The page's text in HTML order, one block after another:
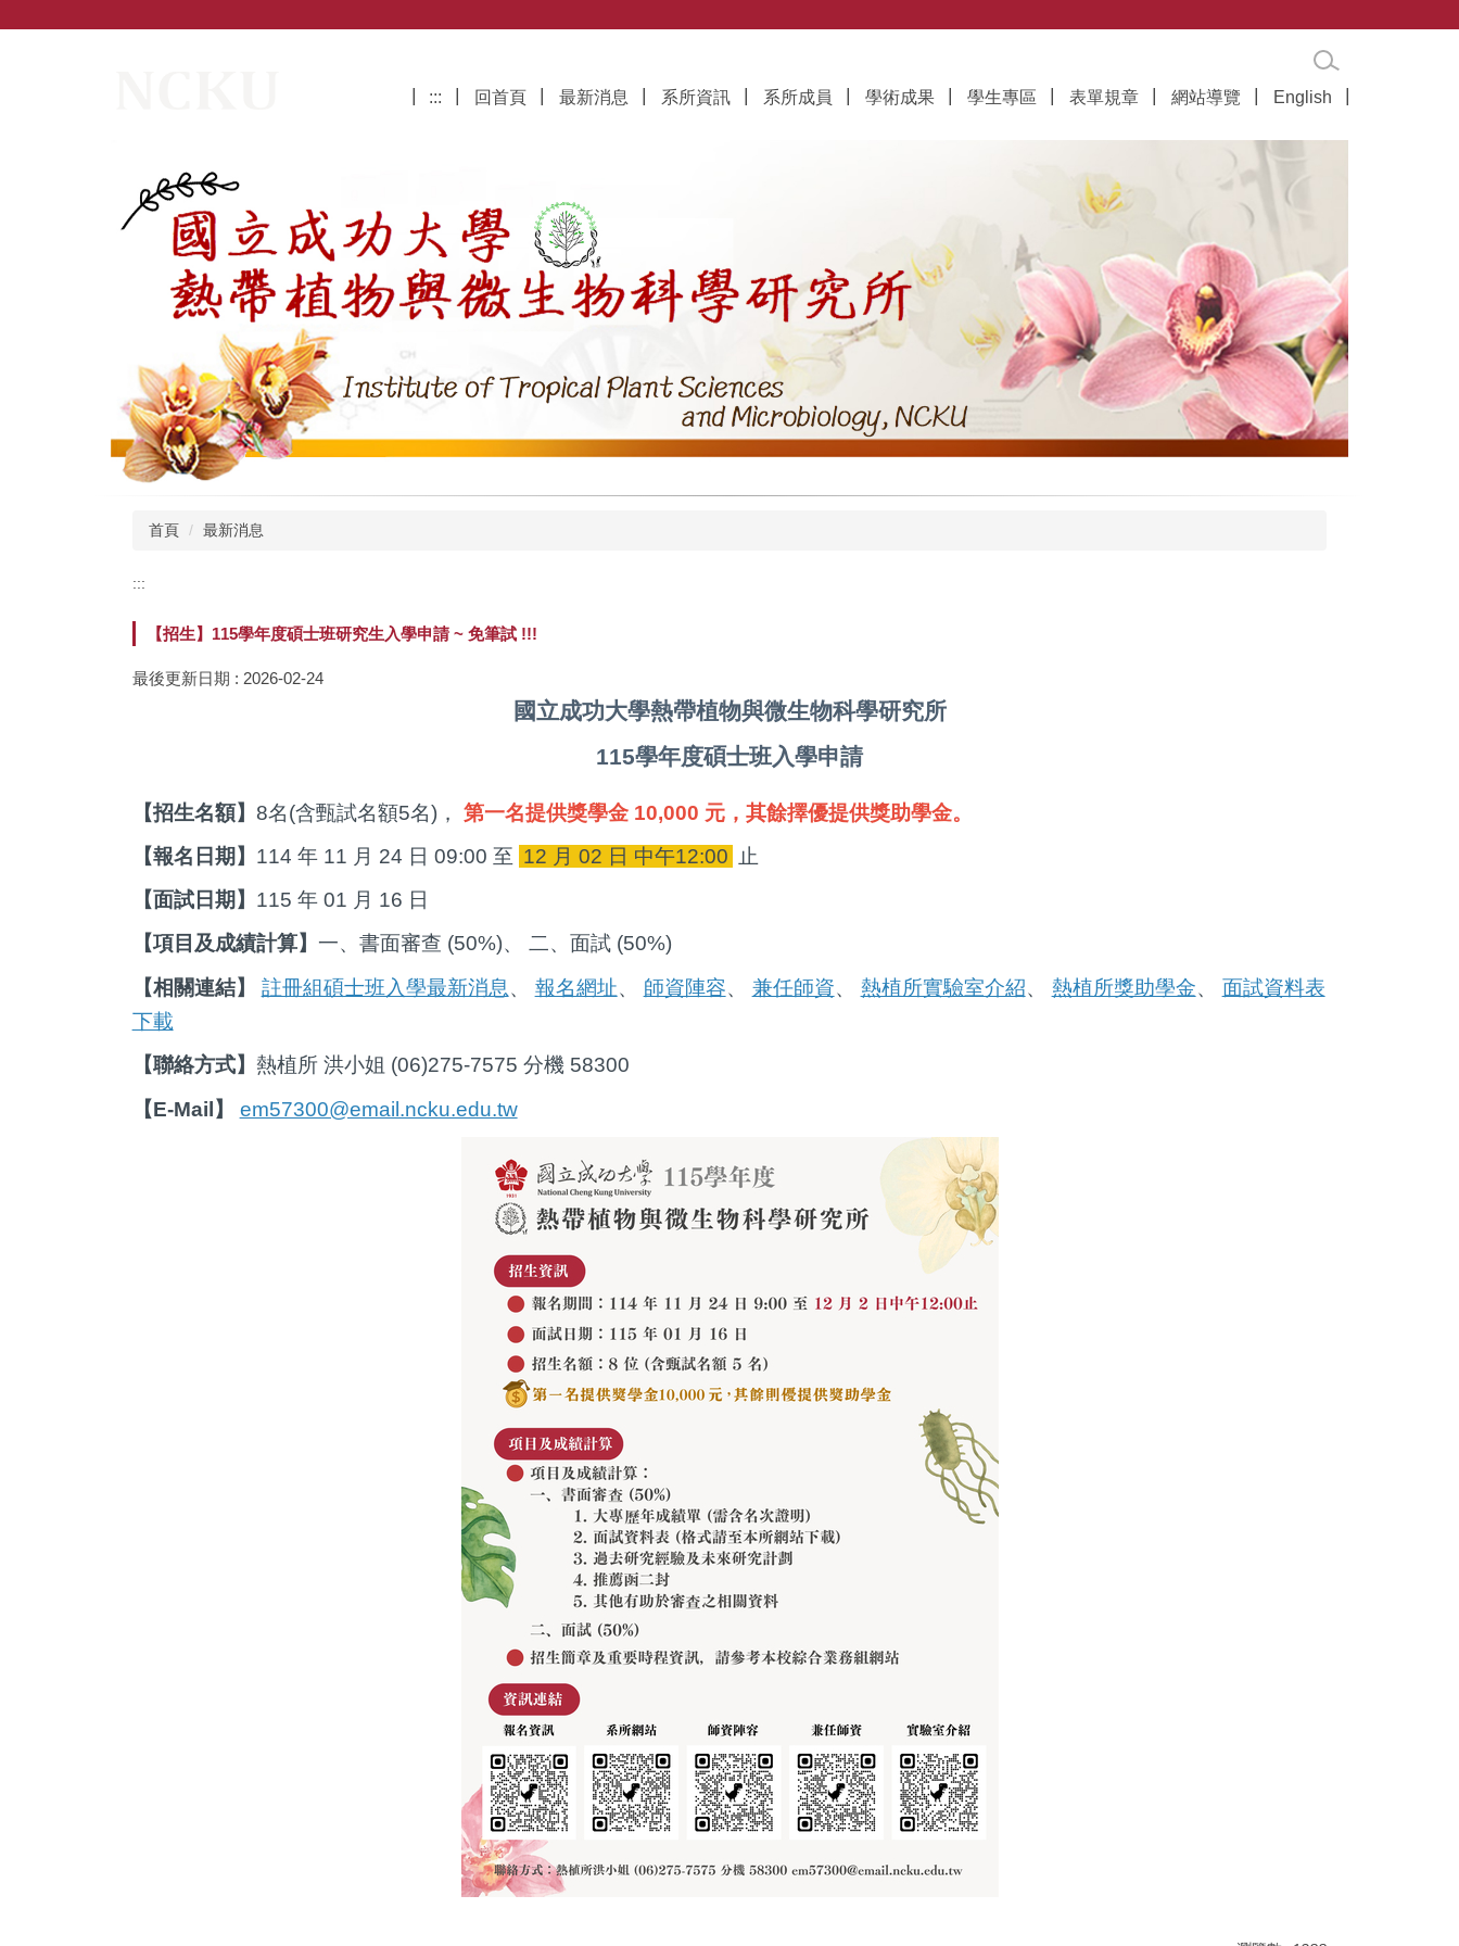
::: 回首頁 最新消息 系所資訊 系所成員 學術成果 學生專區 表單規章 網站導覽 English
首頁 最新消息
:::
【招生】115學年度碩士班研究生入學申請 ~ 免筆試 !!!
最後更新日期 : 2026-02-24
國立成功大學熱帶植物與微生物科學研究所
115學年度碩士班入學申請
【招生名額】 8名(含甄試名額5名)， 第一名提供獎學金 10,000 元，其餘擇優提供獎助學金。
【報名日期】 114 年 11 月 24 日 09:00 至 12 月 02 日 中午12:00 止
【面試日期】 115 年 01 月 16 日
【項目及成績計算】 一、書面審查 (50%)、 二、面試 (50%)
【相關連結】
註冊組碩士班入學最新消息、 報名網址、 師資陣容、 兼任師資、 熱植所實驗室介紹、 熱植所獎助學金、 面試資料表
下載
【聯絡方式】 熱植所 洪小姐 (06)275-7575 分機 58300
【E-Mail】
em57300@email.ncku.edu.tw